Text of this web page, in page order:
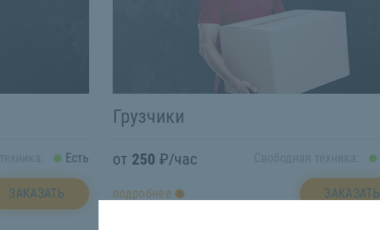
Есть
ЗАКАЗАТЬ
Грузчики
от 250 ₽/час
подробнее ЗАКАЗАТЬ